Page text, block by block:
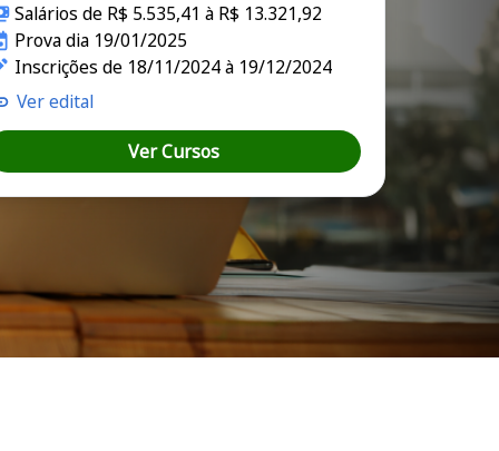
Salários de R$ 5.535,41 à R$ 13.321,92
Prova dia 19/01/2025
Inscrições de 18/11/2024 à 19/12/2024
Ver edital
Ver Cursos